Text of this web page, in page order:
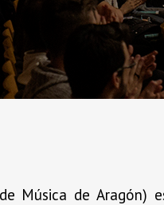
Música de Aragón)